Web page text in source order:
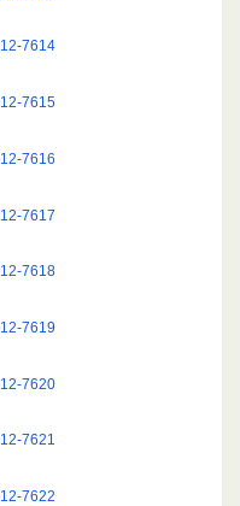
7614
7615
7616
7617
7618
7619
7620
7621
7622